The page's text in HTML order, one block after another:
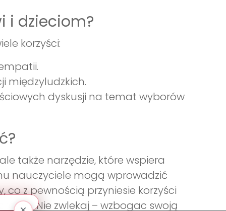
i dzieciom?
korzyści:
międzyludzkich.
dyskusji na temat wyborów
także narzędzie, które wspiera
nauczyciele mogą wprowadzić
z pewnością przyniesie korzyści
Nie zwlekaj – wzbogac swoją